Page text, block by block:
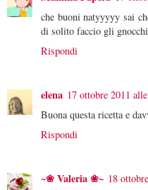
che buoni natyyyyy sai
di solito faccio gli
Rispondi
elena 17 ottobre 2011
Buona questa ricetta e
Rispondi
~❀ Valeria ❀~ 18